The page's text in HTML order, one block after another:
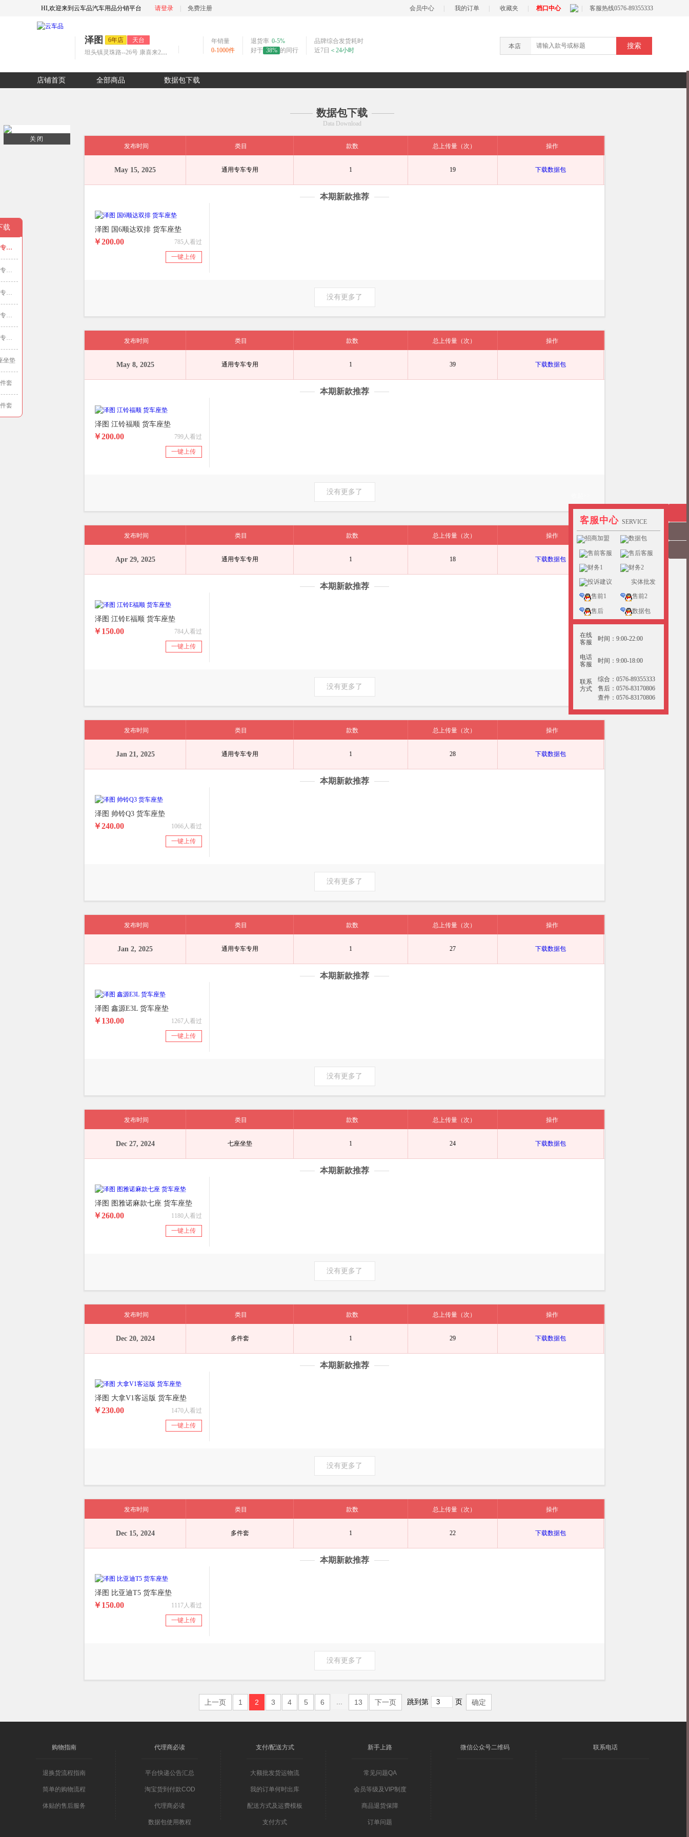
HI,欢迎来到云车品汽车用品分销平台 请登录 免费注册 会员中心 我的订单 收藏夹 档口中心 客服热线0576-89355333
泽图 6年店
天台
坦头镇灵珠路--26号 康喜来2号楼2楼
年销量
0-1000件
退货率 0-5%
好于 38% 的同行
品牌综合发货耗时
近7日 ＜24小时
本店
店铺首页 全部商品 数据包下载
数据包下载
Data Download
发布时间 类目 款数 总上传量（次） 操作
May 15, 2025 通用专车专用 1 19 下载数据包
本期新款推荐
泽图 国6顺达双排 货车座垫
￥200.00 785人看过
一键上传
没有更多了
载
25.05.15 通用专车专用
坐垫
套
套
发布时间 类目 款数 总上传量（次） 操作
May 8, 2025 通用专车专用 1 39 下载数据包
本期新款推荐
泽图 江铃福顺 货车座垫
￥200.00 799人看过
一键上传
没有更多了
载
发布时间 类目 款数 总上传量（次） 操作
Apr 29, 2025 通用专车专用 1 18 下载数据包
本期新款推荐
泽图 江铃E福顺 货车座垫
￥150.00 784人看过
一键上传
没有更多了
载
发布时间 类目 款数 总上传量（次） 操作
Jan 21, 2025 通用专车专用 1 28 下载数据包
本期新款推荐
泽图 帅铃Q3 货车座垫
￥240.00 1066人看过
一键上传
没有更多了
载
发布时间 类目 款数 总上传量（次） 操作
Jan 2, 2025 通用专车专用 1 27 下载数据包
本期新款推荐
泽图 鑫源E3L 货车座垫
￥130.00 1267人看过
一键上传
没有更多了
载
发布时间 类目 款数 总上传量（次） 操作
Dec 27, 2024 七座坐垫 1 24 下载数据包
本期新款推荐
泽图 图雅诺麻款七座 货车座垫
￥260.00 1180人看过
一键上传
没有更多了
载
发布时间 类目 款数 总上传量（次） 操作
Dec 20, 2024 多件套 1 29 下载数据包
本期新款推荐
泽图 大拿V1客运版 货车座垫
￥230.00 1470人看过
一键上传
没有更多了
载
发布时间 类目 款数 总上传量（次） 操作
Dec 15, 2024 多件套 1 22 下载数据包
本期新款推荐
泽图 比亚迪T5 货车座垫
￥150.00 1117人看过
一键上传
没有更多了
载
上一页 1 2 3 4 5 6 13 下一页 跳到第 页 确定
购物指南
退换货流程指南
简单的购物流程
体贴的售后服务
代理商必读
平台快递公告汇总
淘宝货到付款COD
代理商必读
数据包使用教程
支付/配送方式
大额批发货运物流
我的订单何时出库
配送方式及运费模板
支付方式
新手上路
常见问题QA
会员等级及VIP制度
商品退货保障
订单问题
微信公众号二维码 联系电话
关闭
客服中心 SERVICE
招商加盟 数据包
售前客服 售后客服
财务1 财务2
投诉建议 实体批发
售前1 售前2
售后 数据包
在线
客服
时间：9:00-22:00
电话
客服
时间：9:00-18:00
联系
方式
综合：0576-89355333
售后：0576-83170806
查件：0576-83170806